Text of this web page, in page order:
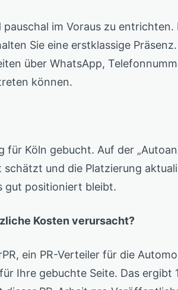
im Voraus zu entrichten.
Sie eine erstklassige
über WhatsApp,
können.
für Köln gebucht. Auf der
und die Platzierung
gut positioniert bleibt.
Kosten verursacht?
ein PR-Verteiler für die
Ihre gebuchte Seite. Das